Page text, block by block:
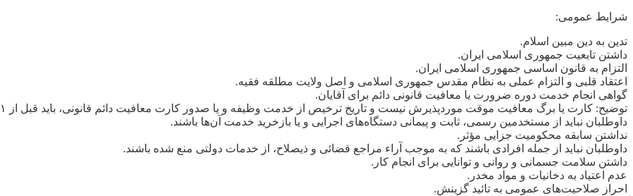
شرایط عمومی:
تدین به دین مبین اسلام.
داشتن تابعیت جمهوری اسلامی ایران.
التزام به قانون اساسی جمهوری اسلامی ایران.
اعتقاد قلبی و التزام عملی به نظام مقدس جمهوری اسلامی و اصل ولایت مطلقه فقیه.
گواهی انجام خدمت دوره ضرورت یا معافیت قانونی دائم برای آقایان.
توضیح: کارت یا برگ معافیت موقت موردپذیرش نیست و تاریخ ترخیص از خدمت وظیفه و یا صدور کارت معافیت دائم قانونی، باید قبل از ۹۴/۰۶/۳۱ باشد.
داوطلبان نباید از مستخدمین رسمی، ثابت و پیمانی دستگاه‌های اجرایی و یا بازخرید خدمت آن‌ها باشند.
نداشتن سابقه محکومیت جزایی مؤثر.
داوطلبان نباید از جمله افرادی باشند که به‌ موجب آراء مراجع قضائی و ذیصلاح، از خدمات دولتی منع شده باشند.
داشتن سلامت جسمانی و روانی و توانایی برای انجام کار.
عدم اعتیاد به دخانیات و مواد مخدر.
احراز صلاحیت‌های عمومی به تائید گزینش.